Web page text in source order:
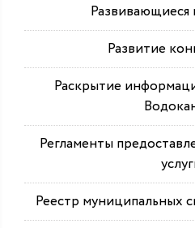
Развивающиеся
Развитие
Раскрытие
Регламенты
Реестр муниципальных